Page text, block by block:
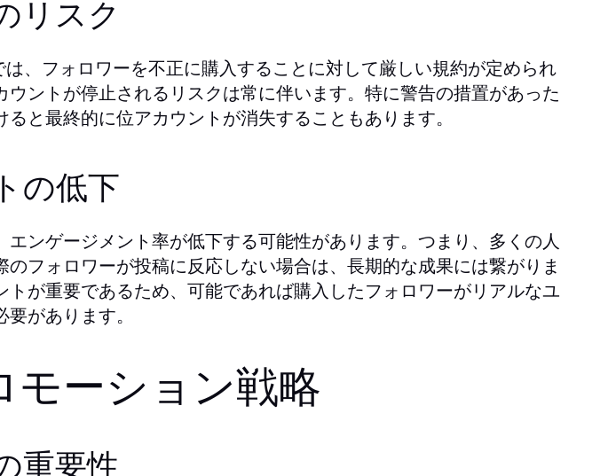
リスク
は、フォロワーを不正に購入することに対して厳しい規約が定められ
ウントが停止されるリスクは常に伴います。特に警告の措置があった
と最終的に位アカウントが消失することもあります。
の低下
エンゲージメント率が低下する可能性があります。つまり、多くの人
フォロワーが投稿に反応しない場合は、長期的な成果には繋がりま
が重要であるため、可能であれば購入したフォロワーがリアルなユ
があります。
モーション戦略
重要性